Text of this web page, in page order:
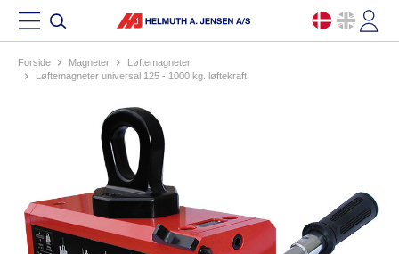
Forside magneter
løftemagneter
løftemagneter universal 125 - 1000 kg. løftekraft